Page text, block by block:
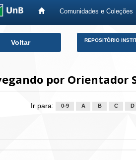
Comunidades e Coleções
Voltar REPOSITÓRIO
por Orientador
Ir para: 0-9 A B C D